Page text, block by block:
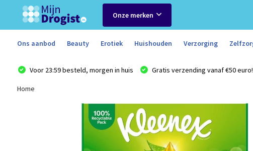
Onze merken
Ons aanbod Beauty Erotiek Huishouden Verzorging
Voor 23:59 besteld, morgen in huis Gratis verzending vanaf €50 euro!
Home